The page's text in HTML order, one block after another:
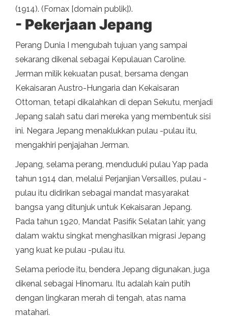
(1914). (Fornax [domain publik]).
- Pekerjaan Jepang
Perang Dunia I mengubah tujuan yang sampai
sekarang dikenal sebagai Kepulauan Caroline.
Jerman milik kekuatan pusat, bersama dengan
Kekaisaran Austro-Hungaria dan Kekaisaran
Ottoman, tetapi dikalahkan di depan Sekutu, menjadi
Jepang salah satu dari mereka yang membentuk sisi
ini. Negara Jepang menaklukkan pulau -pulau itu,
mengakhiri penjajahan Jerman.
Jepang, selama perang, menduduki pulau Yap pada
tahun 1914 dan, melalui Perjanjian Versailles, pulau -
pulau itu didirikan sebagai mandat masyarakat
bangsa yang ditunjuk untuk Kekaisaran Jepang.
Pada tahun 1920, Mandat Pasifik Selatan lahir, yang
dalam waktu singkat menghasilkan migrasi Jepang
yang kuat ke pulau -pulau itu.
Selama periode itu, bendera Jepang digunakan, juga
dikenal sebagai Hinomaru. Itu adalah kain putih
dengan lingkaran merah di tengah, atas nama
matahari.